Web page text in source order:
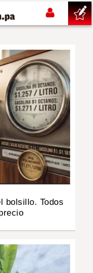
bolsillo. Todos